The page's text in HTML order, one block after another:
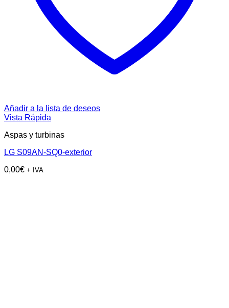
Añadir a la lista de deseos
Vista Rápida
Aspas y turbinas
LG S09AN-SQ0-exterior
0,00€ + IVA